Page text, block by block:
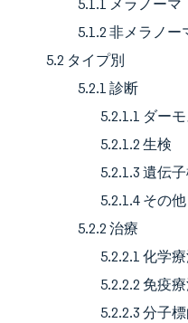
5.1.1 メラノーマ
5.1.2 非メラノー
5.2 タイプ別
5.2.1 診断
5.2.1.1 ダー
5.2.1.2 生検
5.2.1.3 遺伝
5.2.1.4 その他
5.2.2 治療
5.2.2.1 化学
5.2.2.2 免疫
5.2.2.3 分子